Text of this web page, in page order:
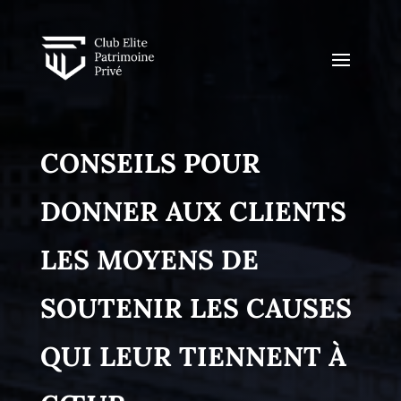
CONSEILS POUR
DONNER AUX CLIENTS
LES MOYENS DE
SOUTENIR LES CAUSES
QUI LEUR TIENNENT À